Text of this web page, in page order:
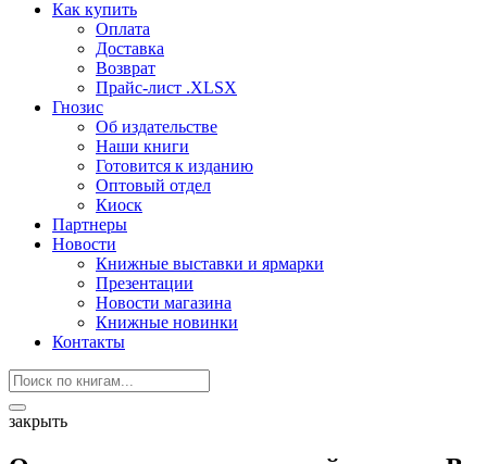
Как купить
Оплата
Доставка
Возврат
Прайс-лист .XLSX
Гнозис
Об издательстве
Наши книги
Готовится к изданию
Оптовый отдел
Киоск
Партнеры
Новости
Книжные выставки и ярмарки
Презентации
Новости магазина
Книжные новинки
Контакты
закрыть